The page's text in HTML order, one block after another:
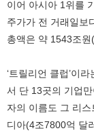
이어 아시아 1위를
주가가 전 거래일보
총액은 약 1543조
‘트릴리언 클럽’이
서 단 13곳의 기업
자의 이름도 그 리
디아(4조7800억 달